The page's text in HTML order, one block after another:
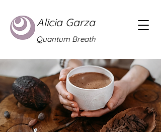
Alicia Garza
Quantum Breath